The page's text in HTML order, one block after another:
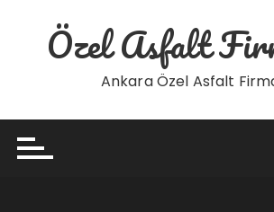
contentÖzel Asfalt
Ankara Özel Asfalt